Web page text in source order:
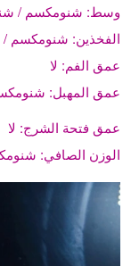
وسط: شنومكسم /
الفخذين: شنومكسم
عمق الفم: لا
عمق المهبل:
عمق فتحة الشرج: لا
الوزن الصافي: